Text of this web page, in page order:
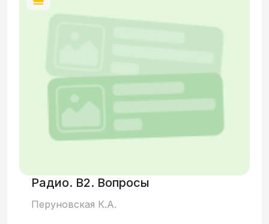
Радио. В2. Вопросы
Перуновская К.А.